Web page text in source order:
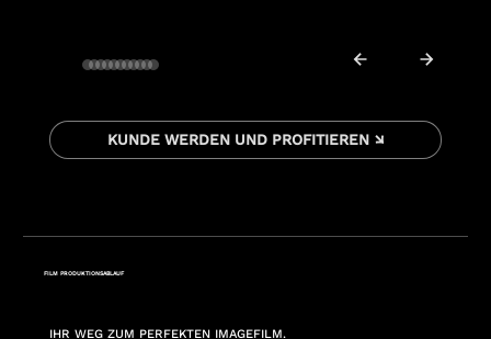
KUNDE WERDEN UND PROFITIEREN ↘
FILM PRODUKTIONSABLAUF
IHR WEG ZUM PERFEKTEN IMAGEFILM.